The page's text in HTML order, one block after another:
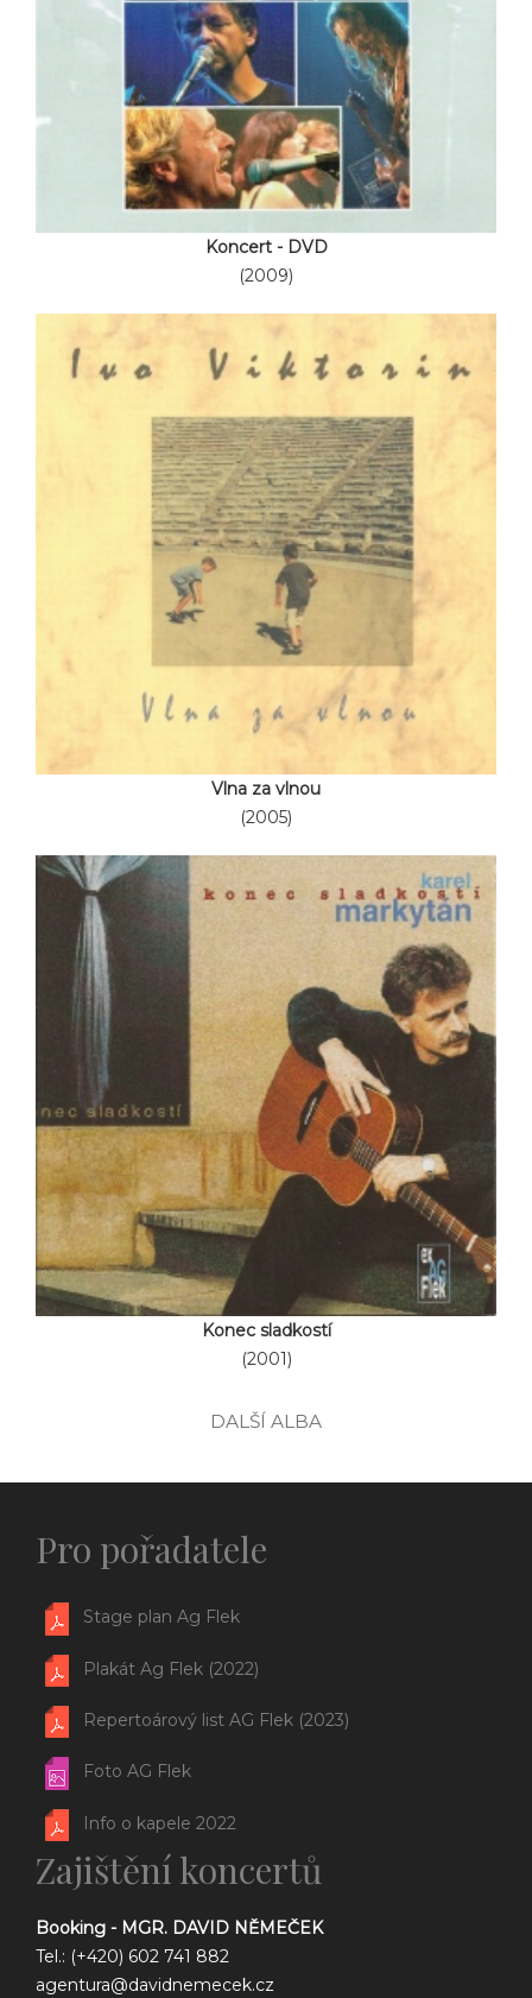
Koncert - DVD
(2009)
Vlna za vlnou
(2005)
Konec sladkostí
(2001)
DALŠÍ ALBA
Pro pořadatele
Stage plan Ag Flek
Plakát Ag Flek (2022)
Repertoárový list AG Flek (2023)
Foto AG Flek
Info o kapele 2022
Zajištění koncertů
Booking - MGR. DAVID NĚMEČEK
Tel.: (+420) 602 741 882
agentura@davidnemecek.cz